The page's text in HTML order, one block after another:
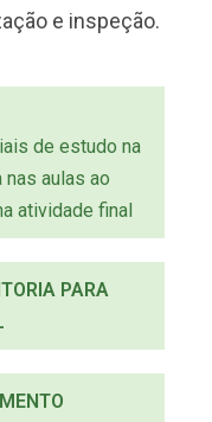
e inspeção.
de estudo na
aulas ao
atividade final
PARA